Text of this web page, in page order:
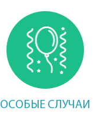
ОСОБЫЕ СЛУЧАИ